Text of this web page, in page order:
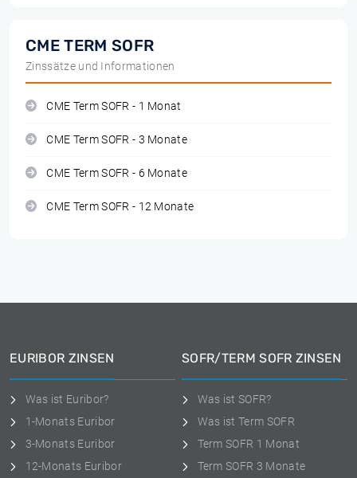
CME TERM SOFR
Zinssätze und Informationen
CME Term SOFR - 1 Monat
CME Term SOFR - 3 Monate
CME Term SOFR - 6 Monate
CME Term SOFR - 12 Monate
EURIBOR ZINSEN
Was ist Euribor?
1-Monats Euribor
3-Monats Euribor
12-Monats Euribor
SOFR/TERM SOFR ZINSEN
Was ist SOFR?
Was ist Term SOFR
Term SOFR 1 Monat
Term SOFR 3 Monate